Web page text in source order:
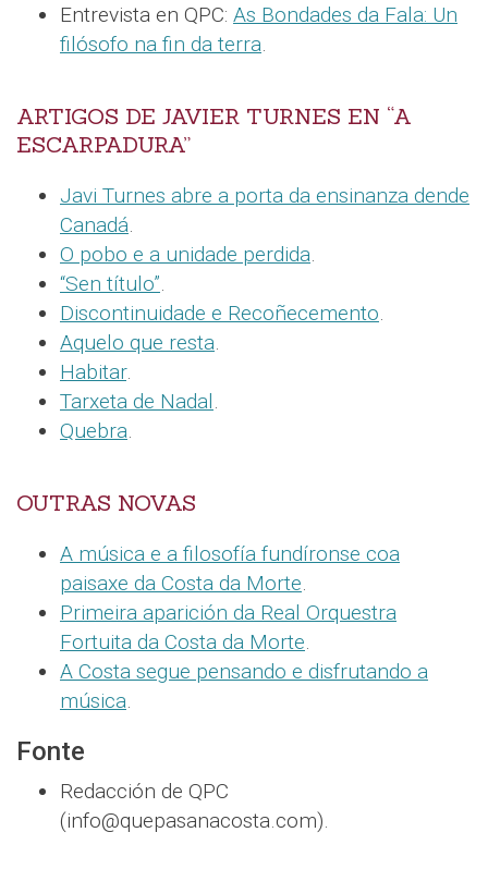
Entrevista en QPC: As Bondades da Fala: Un
filósofo na fin da terra.
ARTIGOS DE JAVIER TURNES EN “A
ESCARPADURA”
Javi Turnes abre a porta da ensinanza dende
Canadá.
O pobo e a unidade perdida.
“Sen título”.
Discontinuidade e Recoñecemento.
Aquelo que resta.
Habitar.
Tarxeta de Nadal.
Quebra.
OUTRAS NOVAS
A música e a filosofía fundíronse coa
paisaxe da Costa da Morte.
Primeira aparición da Real Orquestra
Fortuita da Costa da Morte.
A Costa segue pensando e disfrutando a
música.
Fonte
Redacción de QPC
(info@quepasanacosta.com).